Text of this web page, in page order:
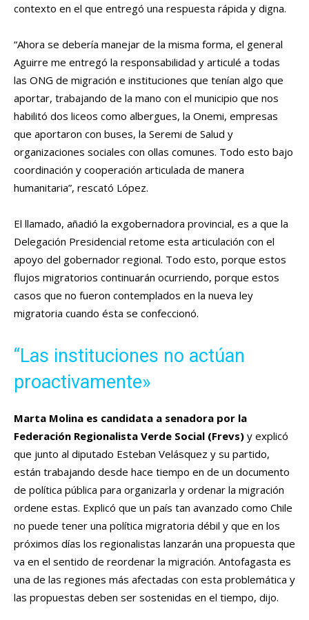
contexto en el que entregó una respuesta rápida y digna.
“Ahora se debería manejar de la misma forma, el general
Aguirre me entregó la responsabilidad y articulé a todas
las ONG de migración e instituciones que tenían algo que
aportar, trabajando de la mano con el municipio que nos
habilitó dos liceos como albergues, la Onemi, empresas
que aportaron con buses, la Seremi de Salud y
organizaciones sociales con ollas comunes. Todo esto bajo
coordinación y cooperación articulada de manera
humanitaria”, rescató López.
El llamado, añadió la exgobernadora provincial, es a que la
Delegación Presidencial retome esta articulación con el
apoyo del gobernador regional. Todo esto, porque estos
flujos migratorios continuarán ocurriendo, porque estos
casos que no fueron contemplados en la nueva ley
migratoria cuando ésta se confeccionó.
“Las instituciones no actúan
proactivamente»
Marta Molina es candidata a senadora por la
Federación Regionalista Verde Social (Frevs) y explicó
que junto al diputado Esteban Velásquez y su partido,
están trabajando desde hace tiempo en de un documento
de política pública para organizarla y ordenar la migración
ordene estas. Explicó que un país tan avanzado como Chile
no puede tener una política migratoria débil y que en los
próximos días los regionalistas lanzarán una propuesta que
va en el sentido de reordenar la migración. Antofagasta es
una de las regiones más afectadas con esta problemática y
las propuestas deben ser sostenidas en el tiempo, dijo.